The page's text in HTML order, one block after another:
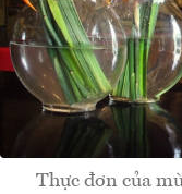
Thực đơn của